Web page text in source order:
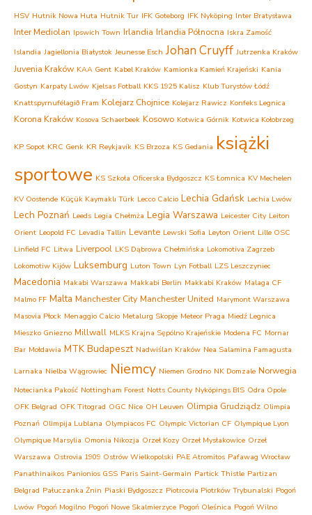
HSV Hutnik Nowa Huta Hutnik Tur IFK Goteborg IFK Nyköping Inter Bratysława
Inter Mediolan Ipswich Town Irlandia Irlandia Północna Iskra Zamość
Islandia Jagiellonia Białystok Jeunesse Esch Johan Cruyff Jutrzenka Kraków
Juvenia Kraków KAA Gent Kabel Kraków Kamionka Kamień Krajeński Kania
Gostyn Karpaty Lwów Kjelsas Fotball KKS 1925 Kalisz Klub Turystów Łódź
Knattspyrnufélagið Fram Kolejarz Chojnice Kolejarz Rawicz Konfeks Legnica
Korona Kraków Kosova Schaerbeek Kosowo Kotwica Górnik Kotwica Kołobrzeg
KP Sopot KRC Genk KR Reykjavík KS Brzoza KS Gedania książki
sportowe KS Szkoła Oficerska Bydgoszcz KS Łomnica KV Mechelen
KV Oostende Küçük Kaymaklı Türk Lecco Calcio Lechia Gdańsk Lechia Lwów
Lech Poznań Leeds Legia Chełmża Legia Warszawa Leicester City Leiton
Orient Leopold FC Levadia Tallin Levante Lewski Sofia Leyton Orient Lille OSC
Linfield FC Litwa Liverpool LKS Dąbrowa Chełmińska Lokomotiva Zagrzeb
Lokomotiw Kijów Luksemburg Luton Town Lyn Fotball LZS Leszczyniec
Macedonia Makabi Warszawa Makkabi Berlin Makkabi Kraków Malaga CF
Malmo FF Malta Manchester City Manchester United Marymont Warszawa
Masovia Płock Menaggio Calcio Metalurg Skopje Meteor Praga Miedź Legnica
Mieszko Gniezno Millwall MLKS Krajna Sępólno Krajeńskie Modena FC Mornar
Bar Mołdawia MTK Budapeszt Nadwiślan Kraków Nea Salamina Famagusta
Larnaka Nielba Wągrowiec Niemcy Niemen Grodno NK Domzale Norwegia
Notecianka Pakość Nottingham Forest Notts County Nyköpings BIS Odra Opole
OFK Belgrad OFK Titograd OGC Nice OH Leuven Olimpia Grudziądz Olimpia
Poznań Olimpija Lublana Olympiacos FC Olympic Victorian CF Olympique Lyon
Olympique Marsylia Omonia Nikozja Orzeł Kozy Orzeł Mysłakowice Orzeł
Warszawa Ostrovia 1909 Ostrów Wielkopolski PAE Atromitos Pafawag Wrocław
Panathinaikos Panionios GSS Paris Saint-Germain Partick Thistle Partizan
Belgrad Pałuczanka Żnin Piaski Bydgoszcz Piotrcovia Piotrków Trybunalski Pogoń
Lwów Pogoń Mogilno Pogoń Nowe Skalmierzyce Pogoń Oleśnica Pogoń Wilno